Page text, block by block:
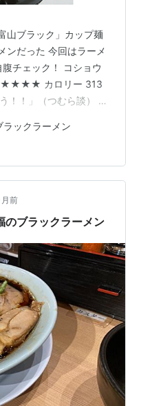
山ブラック」カップ麺
ンだった 今回はラーメ
チェック！ コショウ
カロリー 313
！！」（つむら談） 目
ンだった 🍜 今回の自
ン 富山ブラックラーメ
富山ブラックラーメン
クラーメン 注意表示
ってみました 寿がきや
ラックラーメン
前
のブラックラーメン